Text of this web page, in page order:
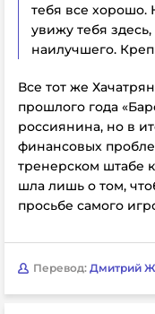
тебя все хорошо.
увижу тебя
наилучшего.
Все тот же
прошлого года
россиянина, но в
финансовых
тренерском штабе
шла лишь о том,
просьбе самого
Перевод: Дмитрий